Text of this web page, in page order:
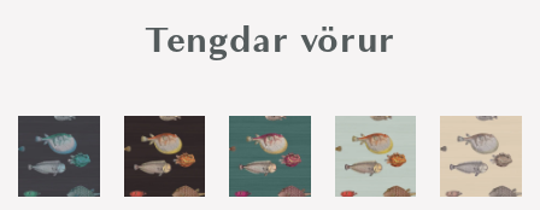
h
Tengdar vörur